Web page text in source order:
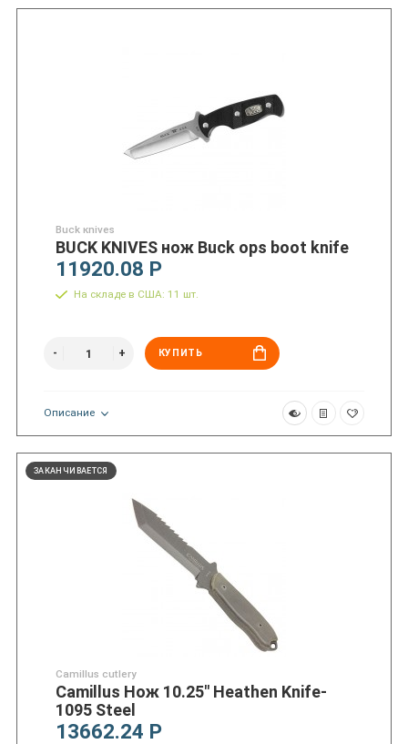
Buck кnives
BUCK KNIVES нож Buck ops boot knife
11920.08 Р
На складе в США: 11 шт.
КУПИТЬ
Описание
ЗАКАНЧИВАЕТСЯ
Camillus cutlery
Camillus Нож 10.25" Heathen Knife-
1095 Steel
13662.24 Р